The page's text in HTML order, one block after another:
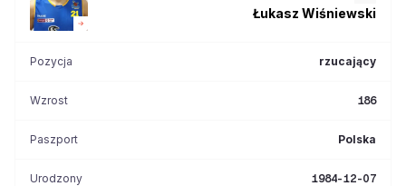
Łukasz Wiśniewski
Pozycja rzucający
Wzrost 186
Paszport Polska
Urodzony 1984-12-07